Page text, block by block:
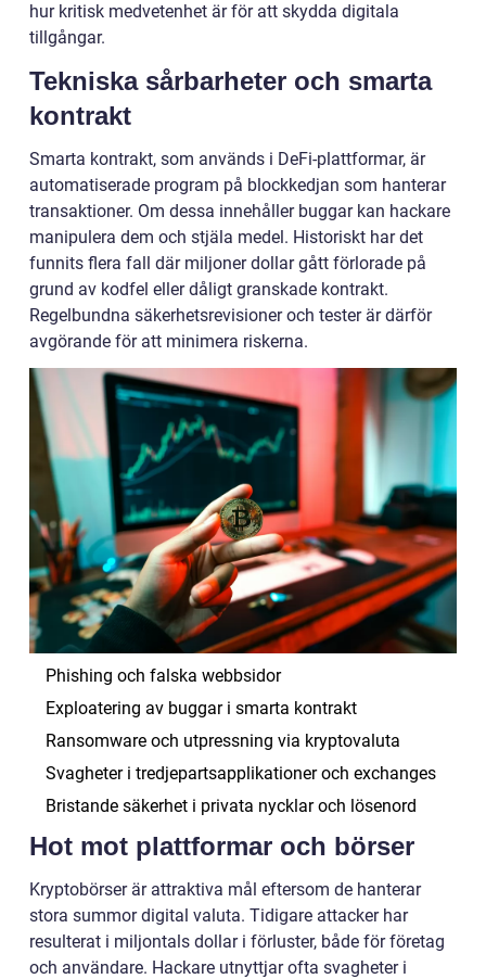
hur kritisk medvetenhet är för att skydda digitala
tillgångar.
Tekniska sårbarheter och smarta
kontrakt
Smarta kontrakt, som används i DeFi-plattformar, är
automatiserade program på blockkedjan som hanterar
transaktioner. Om dessa innehåller buggar kan hackare
manipulera dem och stjäla medel. Historiskt har det
funnits flera fall där miljoner dollar gått förlorade på
grund av kodfel eller dåligt granskade kontrakt.
Regelbundna säkerhetsrevisioner och tester är därför
avgörande för att minimera riskerna.
Phishing och falska webbsidor
Exploatering av buggar i smarta kontrakt
Ransomware och utpressning via kryptovaluta
Svagheter i tredjepartsapplikationer och exchanges
Bristande säkerhet i privata nycklar och lösenord
Hot mot plattformar och börser
Kryptobörser är attraktiva mål eftersom de hanterar
stora summor digital valuta. Tidigare attacker har
resulterat i miljontals dollar i förluster, både för företag
och användare. Hackare utnyttjar ofta svagheter i